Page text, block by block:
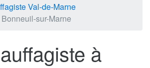
Val-de-Marne
sur-Marne
à